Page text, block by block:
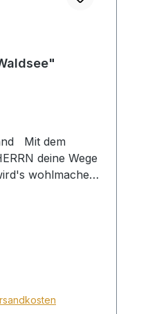
Mit dem
deine Wege
wohlmachen
für Sperrgut in
der